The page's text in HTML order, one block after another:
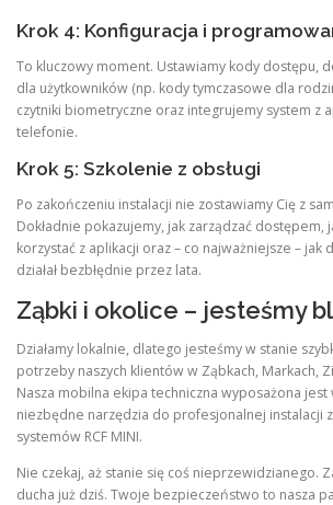
Krok 4: Konfiguracja i
To kluczowy moment. Ustawiamy kody dostępu,
dla użytkowników (np. kody tymczasowe dla
czytniki biometryczne oraz integrujemy system z
telefonie.
Krok 5: Szkolenie z obsługi
Po zakończeniu instalacji nie zostawiamy Cię z
Dokładnie pokazujemy, jak zarządzać dostępem,
korzystać z aplikacji oraz – co najważniejsze – jak
działał bezbłędnie przez lata.
Ząbki i okolice – jesteśmy
Działamy lokalnie, dlatego jesteśmy w stanie
potrzeby naszych klientów w Ząbkach, Markach,
Nasza mobilna ekipa techniczna wyposażona jest
niezbędne narzędzia do profesjonalnej instalacji
systemów RCF MINI.
Nie czekaj, aż stanie się coś nieprzewidzianego.
ducha już dziś. Twoje bezpieczeństwo to nasza